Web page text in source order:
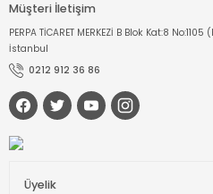
Müşteri İletişim
PERPA TİCARET MERKEZİ B Blok Kat:8
İstanbul
0212 912 36 86
Üyelik